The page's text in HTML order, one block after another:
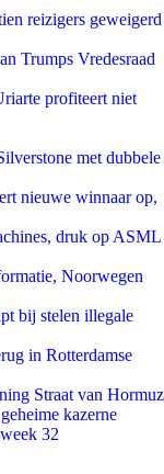
reizigers geweigerd
Trumps Vredesraad
profiteert niet
met dubbele
nieuwe winnaar op,
druk op ASML
Noorwegen
bij stelen illegale
in Rotterdamse
Straat van Hormuz
kazerne
32